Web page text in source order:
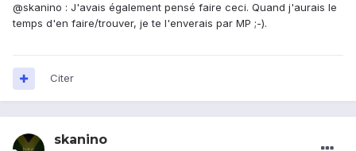
@skanino : J'avais également pensé faire ceci. Quand j'aurais le
temps d'en faire/trouver, je te l'enverais par MP ;-).
Citer
skanino